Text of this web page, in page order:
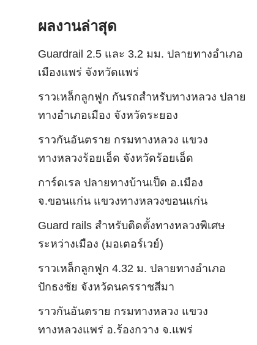
ผลงานล่าสุด
Guardrail 2.5 และ 3.2 มม. ปลายทางอำเภอ
เมืองแพร่ จังหวัดแพร่
ราวเหล็กลูกฟูก กันรถสําหรับทางหลวง ปลาย
ทางอำเภอเมือง จังหวัดระยอง
ราวกันอันตราย กรมทางหลวง แขวง
ทางหลวงร้อยเอ็ด จังหวัดร้อยเอ็ด
การ์ดเรล ปลายทางบ้านเป็ด อ.เมือง
จ.ขอนแก่น แขวงทางหลวงขอนแก่น
Guard rails สำหรับติดตั้งทางหลวงพิเศษ
ระหว่างเมือง (มอเตอร์เวย์)
ราวเหล็กลูกฟูก 4.32 ม. ปลายทางอำเภอ
ปักธงชัย จังหวัดนครราชสีมา
ราวกันอันตราย กรมทางหลวง แขวง
ทางหลวงแพร่ อ.ร้องกวาง จ.แพร่